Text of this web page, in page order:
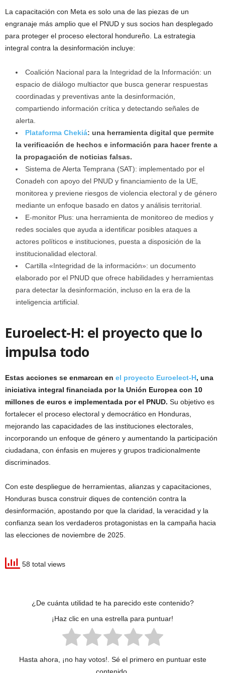
La capacitación con Meta es solo una de las piezas de un
engranaje más amplio que el PNUD y sus socios han desplegado
para proteger el proceso electoral hondureño. La estrategia
integral contra la desinformación incluye:
Coalición Nacional para la Integridad de la Información: un
espacio de diálogo multiactor que busca generar respuestas
coordinadas y preventivas ante la desinformación,
compartiendo información crítica y detectando señales de
alerta.
Plataforma Chekiá: una herramienta digital que permite
la verificación de hechos e información para hacer frente a
la propagación de noticias falsas.
Sistema de Alerta Temprana (SAT): implementado por el
Conadeh con apoyo del PNUD y financiamiento de la UE,
monitorea y previene riesgos de violencia electoral y de género
mediante un enfoque basado en datos y análisis territorial.
E-monitor Plus: una herramienta de monitoreo de medios y
redes sociales que ayuda a identificar posibles ataques a
actores políticos e instituciones, puesta a disposición de la
institucionalidad electoral.
Cartilla «Integridad de la información»: un documento
elaborado por el PNUD que ofrece habilidades y herramientas
para detectar la desinformación, incluso en la era de la
inteligencia artificial.
Euroelect-H: el proyecto que lo
impulsa todo
Estas acciones se enmarcan en el proyecto Euroelect-H, una
iniciativa integral financiada por la Unión Europea con 10
millones de euros e implementada por el PNUD. Su objetivo es
fortalecer el proceso electoral y democrático en Honduras,
mejorando las capacidades de las instituciones electorales,
incorporando un enfoque de género y aumentando la participación
ciudadana, con énfasis en mujeres y grupos tradicionalmente
discriminados.
Con este despliegue de herramientas, alianzas y capacitaciones,
Honduras busca construir diques de contención contra la
desinformación, apostando por que la claridad, la veracidad y la
confianza sean los verdaderos protagonistas en la campaña hacia
las elecciones de noviembre de 2025.
58 total views
¿De cuánta utilidad te ha parecido este contenido?
¡Haz clic en una estrella para puntuar!
Hasta ahora, ¡no hay votos!. Sé el primero en puntuar este
contenido.